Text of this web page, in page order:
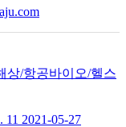
상/항공바이오/헬스
11 2021-05-27